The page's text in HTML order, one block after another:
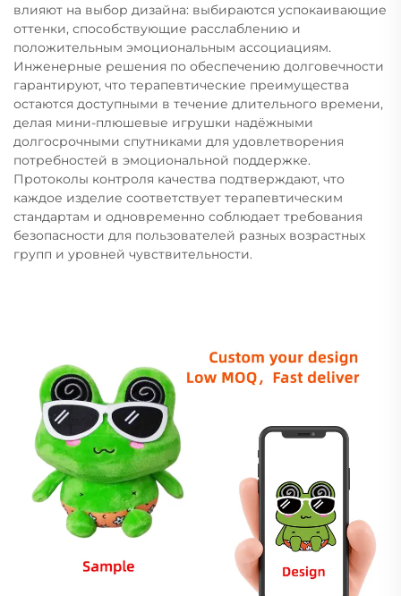
влияют на выбор дизайна: выбираются успокаивающие
оттенки, способствующие расслаблению и
положительным эмоциональным ассоциациям.
Инженерные решения по обеспечению долговечности
гарантируют, что терапевтические преимущества
остаются доступными в течение длительного времени,
делая мини-плюшевые игрушки надёжными
долгосрочными спутниками для удовлетворения
потребностей в эмоциональной поддержке.
Протоколы контроля качества подтверждают, что
каждое изделие соответствует терапевтическим
стандартам и одновременно соблюдает требования
безопасности для пользователей разных возрастных
групп и уровней чувствительности.